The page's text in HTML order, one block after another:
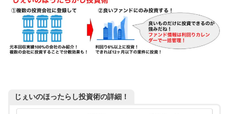
じぇいのほったらし投資術の詳細！